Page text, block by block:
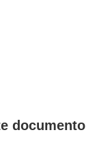
documento